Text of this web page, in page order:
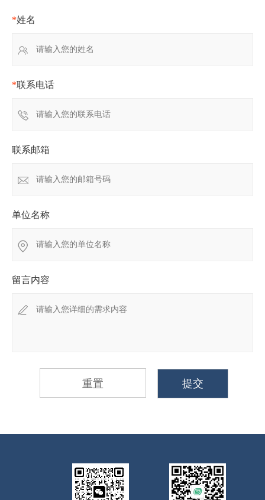
*姓名
*联系电话
联系邮箱
单位名称
留言内容
重置 提交